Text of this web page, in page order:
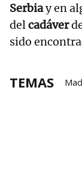
Serbiay en
delcadáver
sido
TEMAS